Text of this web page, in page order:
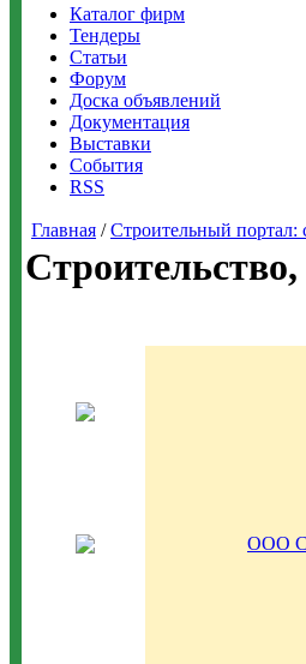
Каталог фирм
Тендеры
Статьи
Форум
Доска объявлений
Документация
Выставки
События
RSS
Главная /Строительный портал:
ООО